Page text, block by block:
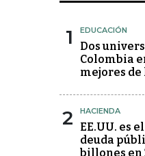
1 EDUCACIÓN
Dos
Colombia
mejores de
2 HACIENDA
EE.UU. es
deuda
billones en